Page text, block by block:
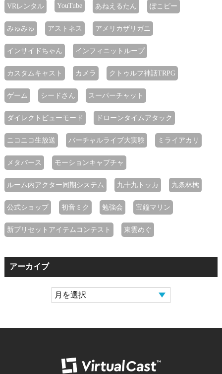
VRレンタル YouTube あねえるたん ぽこピー
みゅみゅ アストネス アメリカザリガニ
インサイドちゃん インフィニットループ
カスタムキャスト カメラ クトゥルフ神話TRPG
ゲーム シードさん スーパーチャット
ダイレクトビューモード ドローンタイムアタック
ニコニコ生放送 バーチャルライブ大実験 ミライアカリ
メタバース モーションキャプチャ
ルーム内アクター同期システム 九十九トッカ 九条林檎
公式ショップ 初音ミク 勉強会 宝鐘マリン
新プリセットアイテムコンテスト 東雲めぐ
アーカイブ